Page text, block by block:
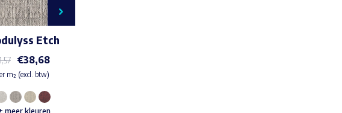
Etch
€38,68
m² (excl. btw)
meer kleuren